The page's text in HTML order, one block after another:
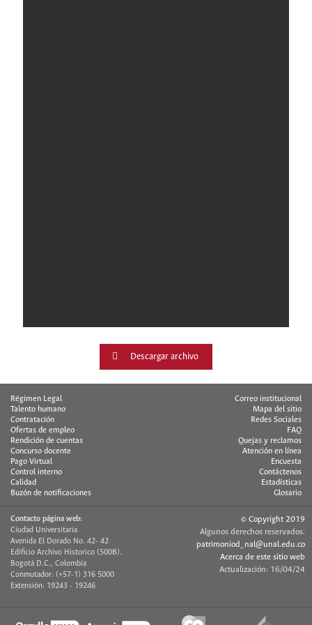
Descargar archivo
Régimen Legal
Talento humano
Contratación
Ofertas de empleo
Rendición de cuentas
Concurso docente
Pago Virtual
Control interno
Calidad
Buzón de notificaciones
Correo institucional
Mapa del sitio
Redes Sociales
FAQ
Quejas y reclamos
Atención en línea
Encuesta
Contáctenos
Estadísticas
Glosario
Contacto página web:
Ciudad Universitaria
Avenida El Dorado No. 42- 42
Edificio Archivo Historico (500B).
Bogotá D.C., Colombia
Conmutador: (+57-1) 316 5000
Extensión: 19243 - 19246
© Copyright 2019
Algunos derechos reservados.
patrimoniod_nal@unal.edu.co
Acerca de este sitio web
Actualización: 16/04/24